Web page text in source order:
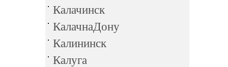
Калачинск
КалачнаДону
Калининск
Калуга